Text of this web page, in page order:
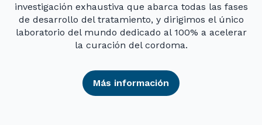
investigación exhaustiva que abarca todas las fases
de desarrollo del tratamiento, y dirigimos el único
laboratorio del mundo dedicado al 100% a acelerar
la curación del cordoma.
Más información